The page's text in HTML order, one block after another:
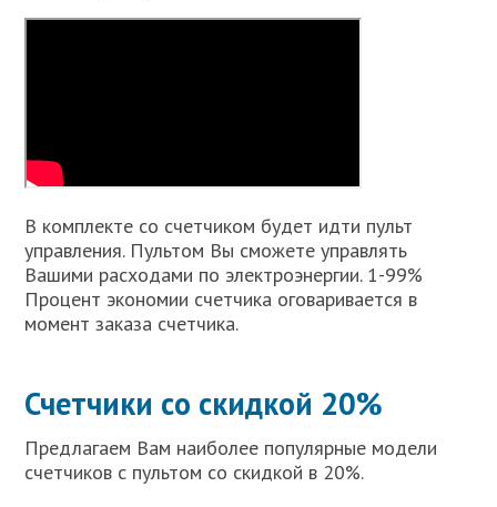
В комплекте со счетчиком будет идти пульт
управления. Пультом Вы сможете управлять
Вашими расходами по электроэнергии. 1-99%
Процент экономии счетчика оговаривается в
момент заказа счетчика.
Счетчики со скидкой 20%
Предлагаем Вам наиболее популярные модели
счетчиков с пультом со скидкой в 20%.